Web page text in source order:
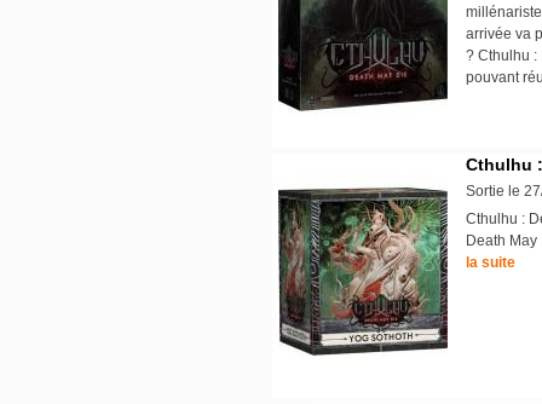
arrivée va
? Cthulhu :
pouvant
Cthulhu
Sortie le
Cthulhu :
Death
la suite